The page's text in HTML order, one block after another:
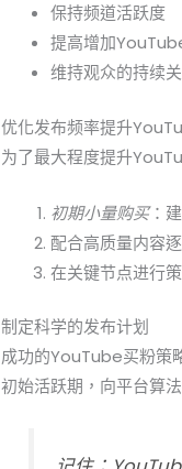
保持频道活跃度
提高增加
维持观众的持续
优化发布频率提升
为了最大程度提升
初期小量购买：
配合高质量内容
在关键节点进行
制定科学的发布计划
成功的YouTube买粉策
初始活跃期，向平台算